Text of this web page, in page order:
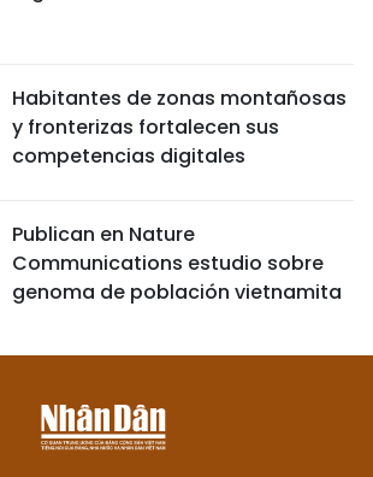
Habitantes de zonas montañosas
y fronterizas fortalecen sus
competencias digitales
Publican en Nature
Communications estudio sobre
genoma de población vietnamita